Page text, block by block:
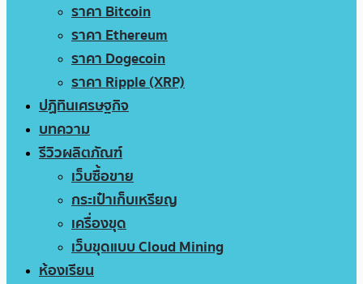
ราคา Bitcoin
ราคา Ethereum
ราคา Dogecoin
ราคา Ripple (XRP)
ปฏิทินเศรษฐกิจ
บทความ
รีวิวผลิตภัณฑ์
เว็บซื้อขาย
กระเป๋าเก็บเหรียญ
เครื่องขุด
เว็บขุดแบบ Cloud Mining
ห้องเรียน